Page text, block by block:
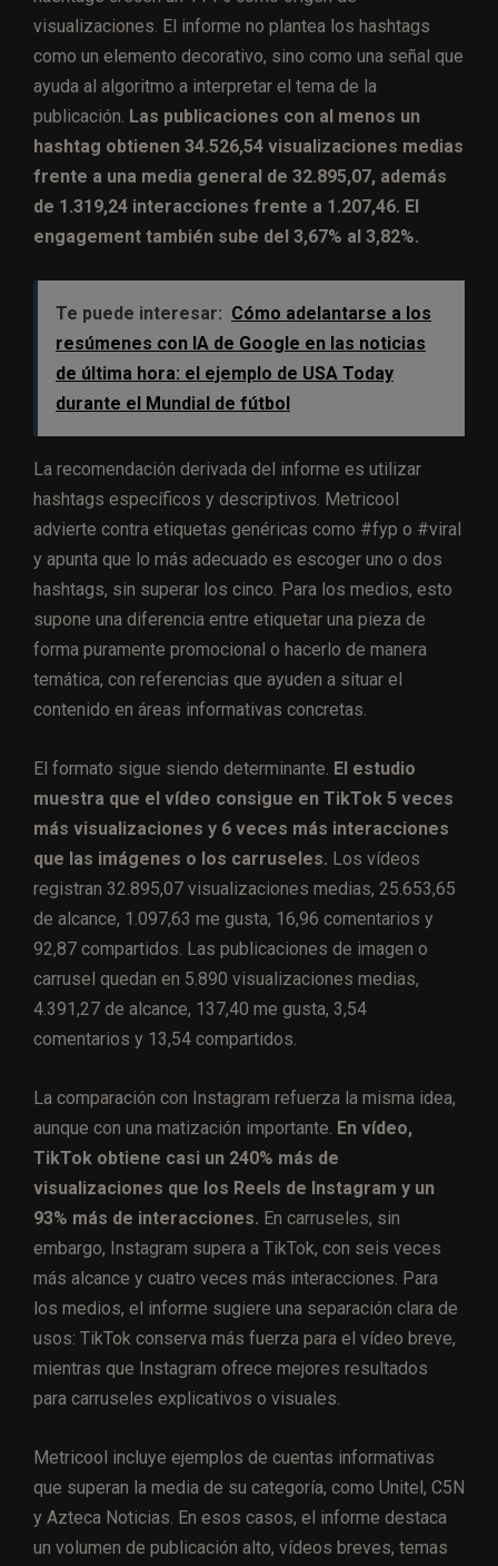
visualizaciones. El informe no plantea los hashtags
como un elemento decorativo, sino como una señal que
ayuda al algoritmo a interpretar el tema de la
publicación. Las publicaciones con al menos un
hashtag obtienen 34.526,54 visualizaciones medias
frente a una media general de 32.895,07, además
de 1.319,24 interacciones frente a 1.207,46. El
engagement también sube del 3,67% al 3,82%.
Te puede interesar: Cómo adelantarse a los
resúmenes con IA de Google en las noticias
de última hora: el ejemplo de USA Today
durante el Mundial de fútbol
La recomendación derivada del informe es utilizar
hashtags específicos y descriptivos. Metricool
advierte contra etiquetas genéricas como #fyp o #viral
y apunta que lo más adecuado es escoger uno o dos
hashtags, sin superar los cinco. Para los medios, esto
supone una diferencia entre etiquetar una pieza de
forma puramente promocional o hacerlo de manera
temática, con referencias que ayuden a situar el
contenido en áreas informativas concretas.
El formato sigue siendo determinante. El estudio
muestra que el vídeo consigue en TikTok 5 veces
más visualizaciones y 6 veces más interacciones
que las imágenes o los carruseles. Los vídeos
registran 32.895,07 visualizaciones medias, 25.653,65
de alcance, 1.097,63 me gusta, 16,96 comentarios y
92,87 compartidos. Las publicaciones de imagen o
carrusel quedan en 5.890 visualizaciones medias,
4.391,27 de alcance, 137,40 me gusta, 3,54
comentarios y 13,54 compartidos.
La comparación con Instagram refuerza la misma idea,
aunque con una matización importante. En vídeo,
TikTok obtiene casi un 240% más de
visualizaciones que los Reels de Instagram y un
93% más de interacciones. En carruseles, sin
embargo, Instagram supera a TikTok, con seis veces
más alcance y cuatro veces más interacciones. Para
los medios, el informe sugiere una separación clara de
usos: TikTok conserva más fuerza para el vídeo breve,
mientras que Instagram ofrece mejores resultados
para carruseles explicativos o visuales.
Metricool incluye ejemplos de cuentas informativas
que superan la media de su categoría, como Unitel, C5N
y Azteca Noticias. En esos casos, el informe destaca
un volumen de publicación alto, vídeos breves, temas